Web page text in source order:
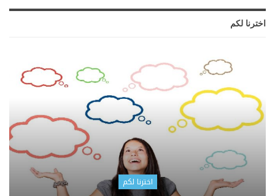
اخترنا لكم
اخترنا لكم